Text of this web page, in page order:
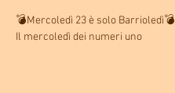
💣Mercoledì 23 è solo Barrioledì💣
Il mercoledì dei numeri uno